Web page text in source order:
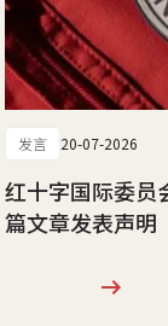
发言 20-07-2026
红十字国际委员
篇文章发表声明